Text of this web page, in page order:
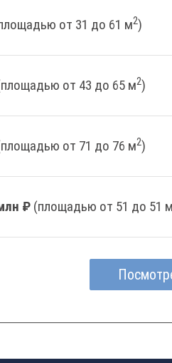
от 31 до 61 м2)
от 43 до 65 м2)
от 71 до 76 м2)
₽ (площадью от 51 до 51 м